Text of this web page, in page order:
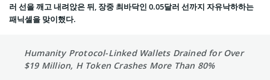
러 선을 깨고 내려앉은 뒤, 장중 최바닥인 0.05달러 선까지 자유낙하하는
패닉셀을 맞이했다.
Humanity Protocol-Linked Wallets Drained for Over
$19 Million, H Token Crashes More Than 80%